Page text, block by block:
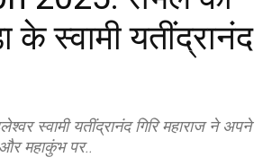
के स्वामी यतींद्रानंद
स्वामी यतींद्रानंद गिरि महाराज ने अपने
और महाकुंभ पर..